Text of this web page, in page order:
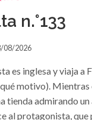
n.°133
08/2026
es inglesa y viaja a
motivo). Mientras
tienda admirando
al protagonista, que